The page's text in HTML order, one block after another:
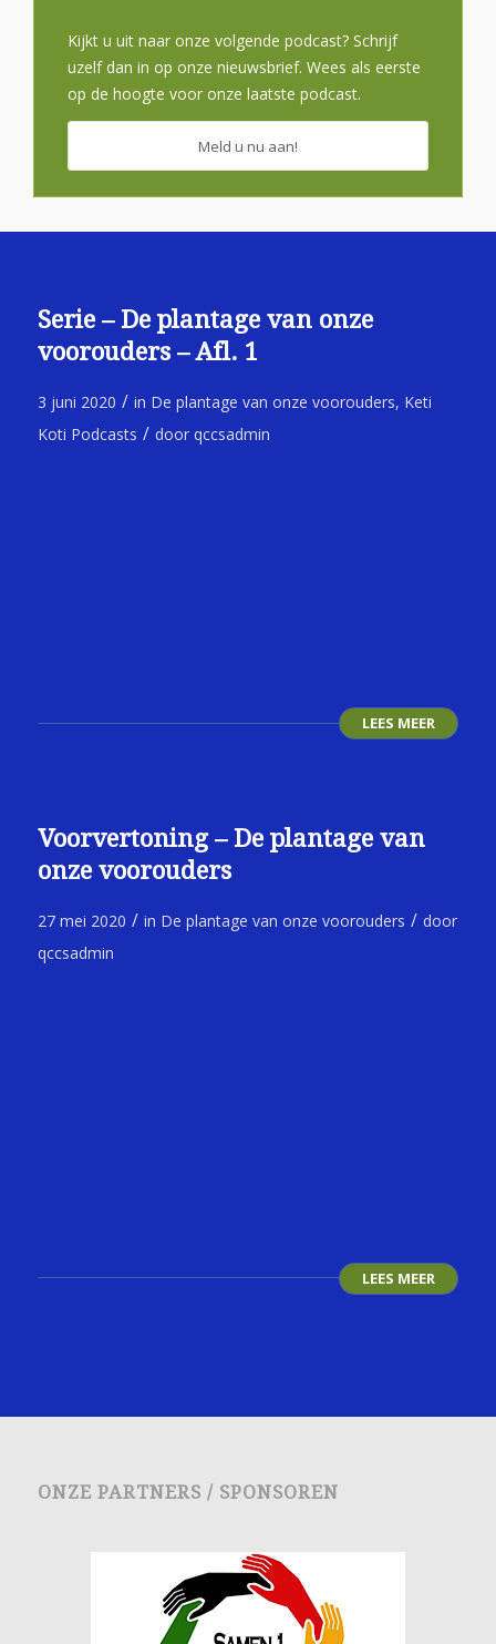
Kijkt u uit naar onze volgende podcast? Schrijf
uzelf dan in op onze nieuwsbrief. Wees als eerste
op de hoogte voor onze laatste podcast.
Meld u nu aan!
Serie – De plantage van onze
voorouders – Afl. 1
3 juni 2020 / in De plantage van onze voorouders, Keti
Koti Podcasts / door qccsadmin
LEES MEER
Voorvertoning – De plantage van
onze voorouders
27 mei 2020 / in De plantage van onze voorouders / door
qccsadmin
LEES MEER
ONZE PARTNERS / SPONSOREN